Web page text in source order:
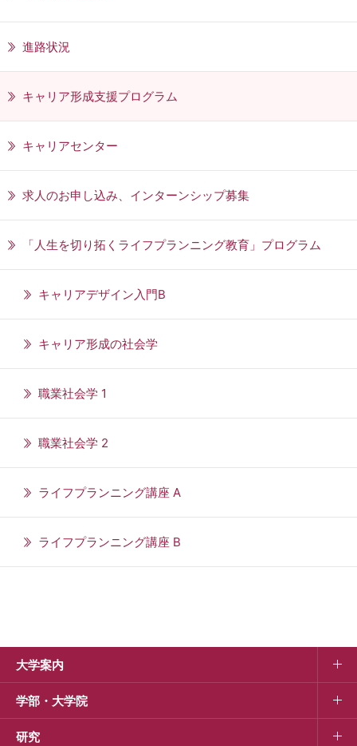
進路状況
キャリア形成支援プログラム
キャリアセンター
求人のお申し込み、インターンシップ募集
「人生を切り拓くライフプランニング教育」プログラム
キャリアデザイン入門B
キャリア形成の社会学
職業社会学 1
職業社会学 2
ライフプランニング講座 A
ライフプランニング講座 B
大学案内
学部・大学院
研究